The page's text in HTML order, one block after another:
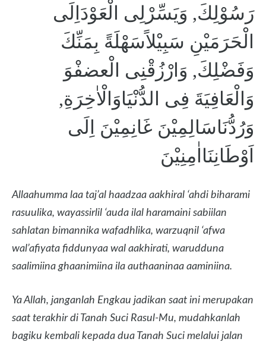
رَسُوْلِكَ, وَيَسِّرْلِى الْعَوْدَاِلَى
الْحَرَمَيْنِ سَبِيْلاًسَهْلَةً بِمَنِّكَ
وَفَضْلِكَ, وَارْزُقْنِى الْعضفْوَ
وَالْعَافِيَةَ فِى الدُّنْيَاوَالْاٰخِرَةِ,
وَرُدُّنَاسَالِمِيْنَ غَانِمِيْنَ اِلَى
اَوْطَانِنَااٰمِنِيْنَ
Allaahumma laa taj’al haadzaa aakhiral ‘ahdi biharami
rasuulika, wayassirlil ‘auda ilal haramaini sabiilan
sahlatan bimannika wafadhlika, warzuqnil ‘afwa
wal’afiyata fiddunyaa wal aakhirati, warudduna
saalimiina ghaanimiina ila authaaninaa aaminiina.
Ya Allah, janganlah Engkau jadikan saat ini merupakan
saat terakhir di Tanah Suci Rasul-Mu, mudahkanlah
bagiku kembali kepada dua Tanah Suci melalui jalan